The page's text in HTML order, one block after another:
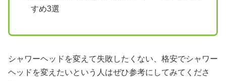
すめ3選
シャワーヘッドを変えて失敗したくない、格安でシャワー
ヘッドを変えたいという人はぜひ参考にしてみてくださ